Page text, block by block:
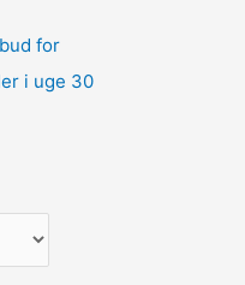
for
i uge 30